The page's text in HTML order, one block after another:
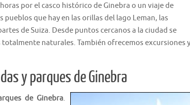
por el casco histórico de Ginebra o un viaje de
que hay en las orillas del lago Leman, las
de Suiza. Desde puntos cercanos a la ciudad se
naturales. También ofrecemos excursiones y
y parques de Ginebra
de Ginebra.